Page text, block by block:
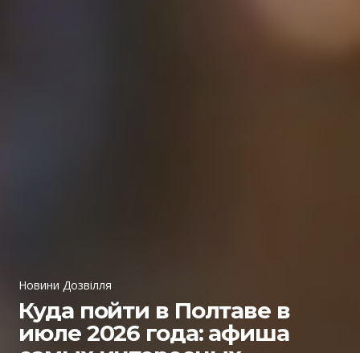
Новини Дозвілля
Куда пойти в Полтаве в
июле 2026 года: афиша